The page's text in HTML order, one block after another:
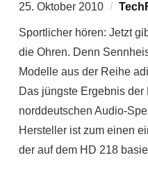
25. Oktober 2010
Sportlicher hören: Jetzt
die Ohren. Denn
Modelle aus der Reihe
Das jüngste Ergebnis
norddeutschen Audio-
Hersteller ist zum einen
der auf dem HD 218